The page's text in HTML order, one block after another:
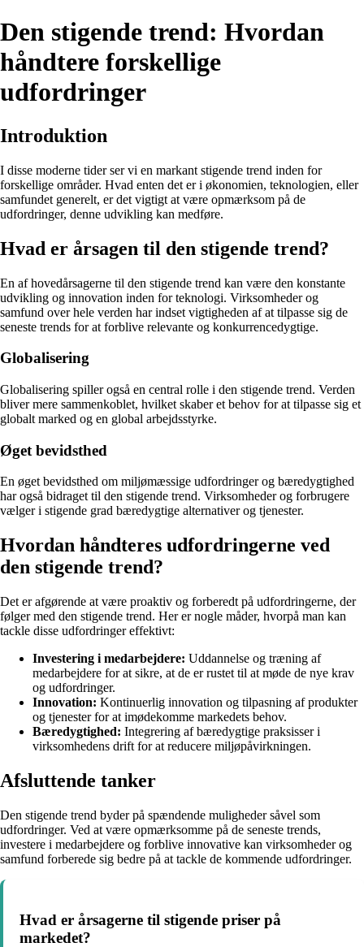
Den stigende trend: Hvordan
håndtere forskellige
udfordringer
Introduktion
I disse moderne tider ser vi en markant stigende trend inden for
forskellige områder. Hvad enten det er i økonomien, teknologien, eller
samfundet generelt, er det vigtigt at være opmærksom på de
udfordringer, denne udvikling kan medføre.
Hvad er årsagen til den stigende trend?
En af hovedårsagerne til den stigende trend kan være den konstante
udvikling og innovation inden for teknologi. Virksomheder og
samfund over hele verden har indset vigtigheden af at tilpasse sig de
seneste trends for at forblive relevante og konkurrencedygtige.
Globalisering
Globalisering spiller også en central rolle i den stigende trend. Verden
bliver mere sammenkoblet, hvilket skaber et behov for at tilpasse sig et
globalt marked og en global arbejdsstyrke.
Øget bevidsthed
En øget bevidsthed om miljømæssige udfordringer og bæredygtighed
har også bidraget til den stigende trend. Virksomheder og forbrugere
vælger i stigende grad bæredygtige alternativer og tjenester.
Hvordan håndteres udfordringerne ved
den stigende trend?
Det er afgørende at være proaktiv og forberedt på udfordringerne, der
følger med den stigende trend. Her er nogle måder, hvorpå man kan
tackle disse udfordringer effektivt:
Investering i medarbejdere: Uddannelse og træning af
medarbejdere for at sikre, at de er rustet til at møde de nye krav
og udfordringer.
Innovation: Kontinuerlig innovation og tilpasning af produkter
og tjenester for at imødekomme markedets behov.
Bæredygtighed: Integrering af bæredygtige praksisser i
virksomhedens drift for at reducere miljøpåvirkningen.
Afsluttende tanker
Den stigende trend byder på spændende muligheder såvel som
udfordringer. Ved at være opmærksomme på de seneste trends,
investere i medarbejdere og forblive innovative kan virksomheder og
samfund forberede sig bedre på at tackle de kommende udfordringer.
Hvad er årsagerne til stigende priser på
markedet?